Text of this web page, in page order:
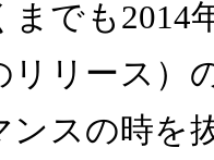
までも2014
リリース）
ンスの時を